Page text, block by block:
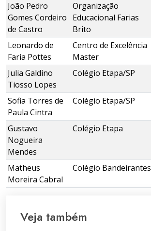
João Pedro
Gomes Cordeiro
de Castro
Organização
Educacional Farias
Brito
Leonardo de
Faria Pottes
Centro de Excelência
Master
Julia Galdino
Tiosso Lopes
Colégio Etapa/SP
Sofia Torres de
Paula Cintra
Colégio Etapa/SP
Gustavo
Nogueira
Mendes
Colégio Etapa
Matheus
Moreira Cabral
Colégio Bandeirantes
Veja também